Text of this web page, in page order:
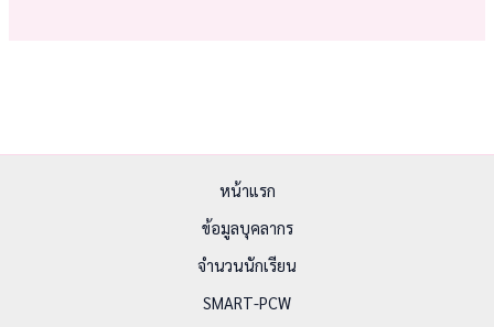
หน้าแรก
ข้อมูลบุคลากร
จำนวนนักเรียน
SMART-PCW